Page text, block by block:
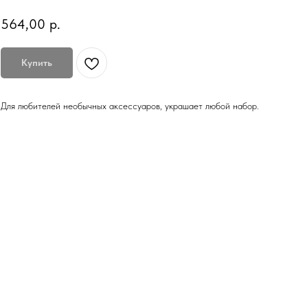
564,00 р.
Купить
Для любителей необычных аксессуаров, украшает любой набор.